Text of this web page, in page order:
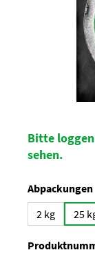
Bitte
sehen.
Abpackungen
2 kg
25